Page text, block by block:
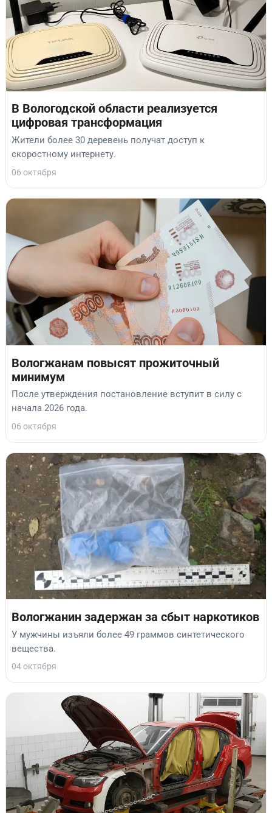
В Вологодской области реализуется
цифровая трансформация
Жители более 30 деревень получат доступ к
скоростному интернету.
06 октября
Вологжанам повысят прожиточный
минимум
После утверждения постановление вступит в силу с
начала 2026 года.
06 октября
Вологжанин задержан за сбыт наркотиков
У мужчины изъяли более 49 граммов синтетического
вещества.
04 октября